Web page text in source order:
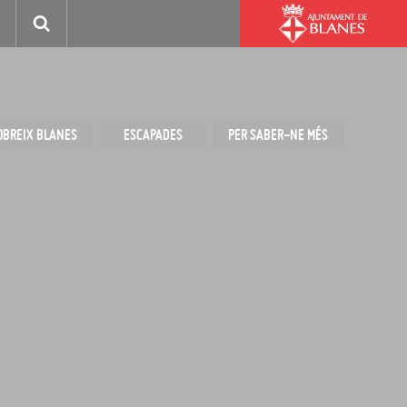
BLANES ESCAPADES PER SABER-NE MÉS